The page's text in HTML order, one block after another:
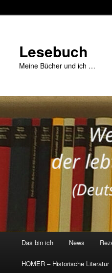
Lesebuch
Meine Bücher und ich …
Das bin ich News
HOMER – Historische Literatur